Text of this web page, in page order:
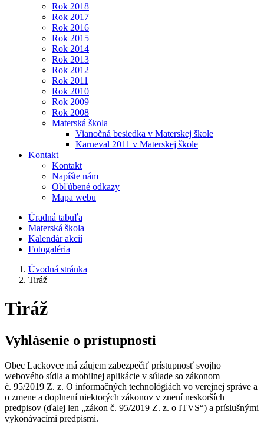
Rok 2018
Rok 2017
Rok 2016
Rok 2015
Rok 2014
Rok 2013
Rok 2012
Rok 2011
Rok 2010
Rok 2009
Rok 2008
Materská škola
Vianočná besiedka v Materskej škole
Karneval 2011 v Materskej škole
Kontakt
Kontakt
Napíšte nám
Obľúbené odkazy
Mapa webu
Úradná tabuľa
Materská škola
Kalendár akcií
Fotogaléria
Úvodná stránka
Tiráž
Tiráž
Vyhlásenie o prístupnosti
Obec Lackovce má záujem zabezpečiť prístupnosť svojho
webového sídla a mobilnej aplikácie v súlade so zákonom
č. 95/2019 Z. z. O informačných technológiách vo verejnej správe a
o zmene a doplnení niektorých zákonov v znení neskorších
predpisov (ďalej len „zákon č. 95/2019 Z. z. o ITVS“) a príslušnými
vykonávacími predpismi.